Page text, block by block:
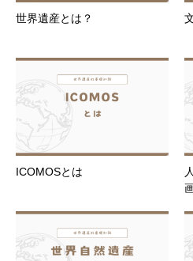
世界遺産とは？
ICOMOSとは